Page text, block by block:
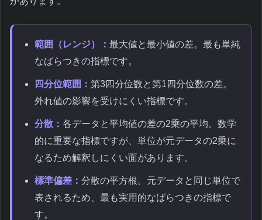
範囲（レンジ）： 最大値と最小値の差。最も単純
なばらつきの指標です。
四分位範囲： 第3四分位数と第1四分位数の差。
外れ値の影響を受けにくい指標です。
分散： 各データと平均値の差の2乗の平均。数学
的に重要な指標ですが、単位が元データの2乗に
なるため解釈しにくい面があります。
標準偏差： 分散の平方根。元データと同じ単位で
表されるため、最も実用的なばらつきの指標で
す。